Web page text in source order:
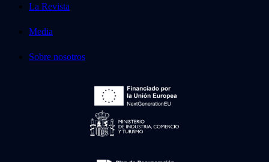
La Revista
Media
Sobre nosotros